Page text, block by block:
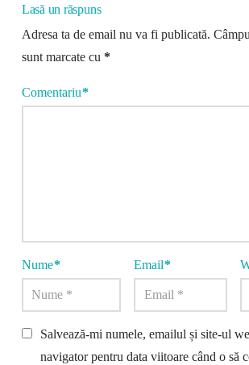
Lasă un răspuns
Adresa ta de email nu va fi publicată.
sunt marcate cu *
Comentariu*
Nume* Email*
Salvează-mi numele, emailul și site-ul
navigator pentru data viitoare când o să